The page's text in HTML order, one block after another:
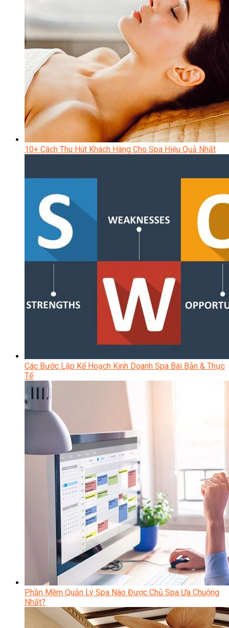
10+ Cách Thu Hút Khách Hàng Cho Spa Hiệu Quả Nhất
Các Bước Lập Kế Hoạch Kinh Doanh Spa Bài Bản & Thực
Tế
Phần Mềm Quản Lý Spa Nào Được Chủ Spa Ưa Chuộng
Nhất?